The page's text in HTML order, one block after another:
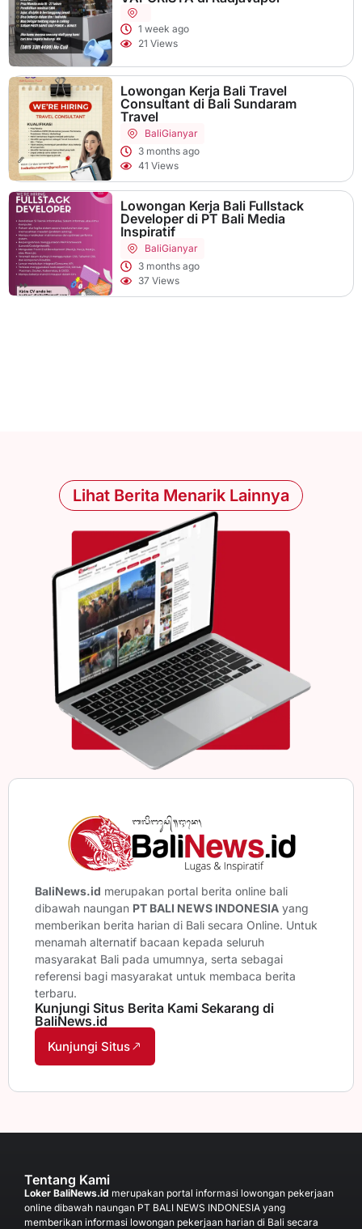
1 week ago
21 Views
Lowongan Kerja Bali Travel
Consultant di Bali Sundaram
Travel
BaliGianyar
3 months ago
41 Views
Lowongan Kerja Bali Fullstack
Developer di PT Bali Media
Inspiratif
BaliGianyar
3 months ago
37 Views
Lihat Berita Menarik Lainnya
BaliNews.id merupakan portal berita online bali
dibawah naungan PT BALI NEWS INDONESIA yang
memberikan berita harian di Bali secara Online. Untuk
menamah alternatif bacaan kepada seluruh
masyarakat Bali pada umumnya, serta sebagai
referensi bagi masyarakat untuk membaca berita
terbaru.
Kunjungi Situs Berita Kami Sekarang di
BaliNews.id
Kunjungi Situs
Tentang Kami
Loker BaliNews.id merupakan portal informasi lowongan pekerjaan
online dibawah naungan PT BALI NEWS INDONESIA yang
memberikan informasi lowongan pekerjaan harian di Bali secara